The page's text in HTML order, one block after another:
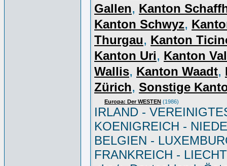
Gallen, Kanton
Kanton Schwyz,
Thurgau, Kanton
Kanton Uri, Kanton
Wallis, Kanton Waadt,
Zürich, Sonstige
Europa: Der WESTEN (1986)
IRLAND -
KOENIGREICH -
BELGIEN -
FRANKREICH -